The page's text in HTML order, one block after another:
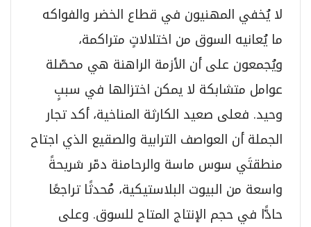
لا يُخفي المهنيون في قطاع الخضر والفواكه
ما يُعانيه السوق من اختلالاتٍ متراكمة،
ويُجمعون على أن الأزمة الراهنة هي محصّلة
عوامل متشابكة لا يمكن اختزالها في سببٍ
وحيد. فعلى صعيد الكارثة المناخية، أكد تجار
الجملة أن العواصف الترابية والصقيع الذي اجتاح
منطقتَي سوس ماسة والرحامنة دمّر شريحةً
واسعة من البيوت البلاستيكية، مُحدثًا تراجعًا
حادًّا في حجم الإنتاج المتاح للسوق. وعلى